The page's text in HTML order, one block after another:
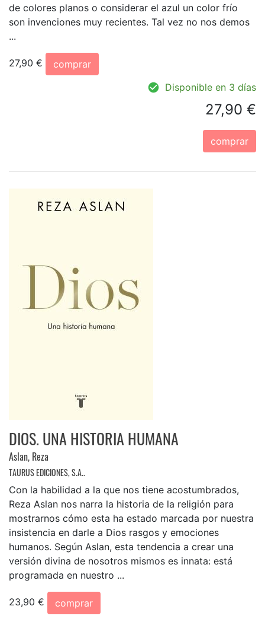
de colores planos o considerar el azul un color frío
son invenciones muy recientes. Tal vez no nos demos
...
27,90 €
comprar
Disponible en 3 días
27,90 €
comprar
DIOS. UNA HISTORIA HUMANA
Aslan, Reza
TAURUS EDICIONES, S.A..
Con la habilidad a la que nos tiene acostumbrados,
Reza Aslan nos narra la historia de la religión para
mostrarnos cómo esta ha estado marcada por nuestra
insistencia en darle a Dios rasgos y emociones
humanos. Según Aslan, esta tendencia a crear una
versión divina de nosotros mismos es innata: está
programada en nuestro ...
23,90 €
comprar